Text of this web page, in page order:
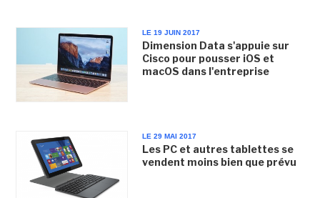
LE 19 JUIN 2017
Dimension Data s'appuie sur
Cisco pour pousser iOS et
macOS dans l'entreprise
LE 29 MAI 2017
Les PC et autres tablettes se
vendent moins bien que prévu